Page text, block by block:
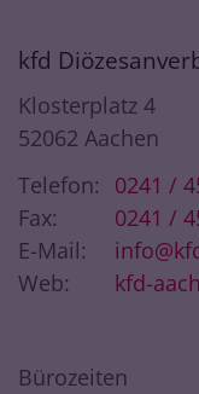
kfd
Klosterplatz 4
52062 Aachen
Telefon:
0241 /
Fax:
0241 /
E-Mail:
Web:
kfd-
Bürozeiten